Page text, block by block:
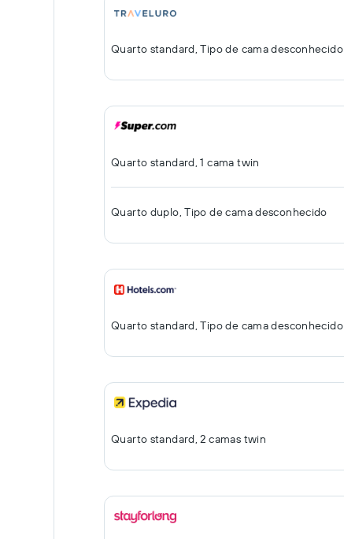
Quarto standard, Tipo de cama desconhecido
Quarto standard, 1 cama twin
Quarto duplo, Tipo de cama desconhecido
Quarto standard, Tipo de cama desconhecido
Quarto standard, 2 camas twin